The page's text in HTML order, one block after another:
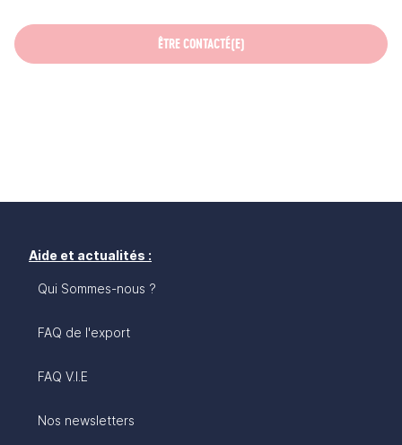
ÊTRE CONTACTÉ(E)
Aide et actualités :
Qui Sommes-nous ?
FAQ de l'export
FAQ V.I.E
Nos newsletters